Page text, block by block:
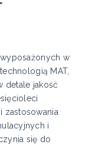
w
MAT,
detale jakość
zastosowania
i
się do